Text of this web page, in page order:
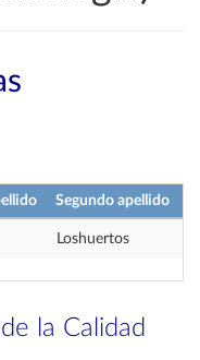
Segundo apellido
Loshuertos
la Calidad